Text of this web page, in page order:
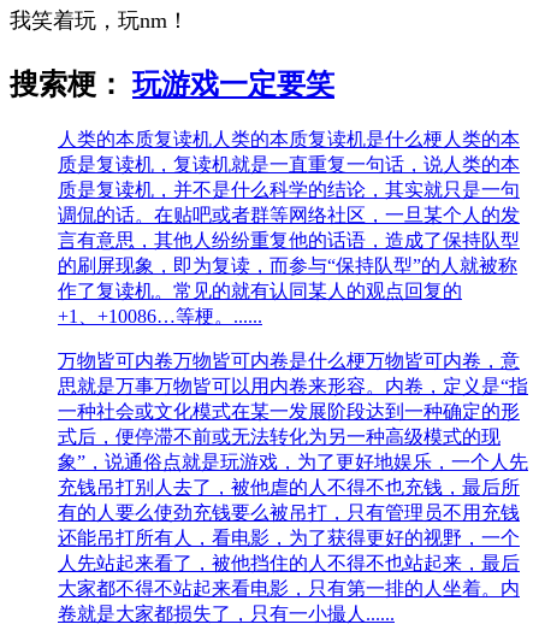
我笑着玩，玩nm！
搜索梗：玩游戏一定要笑
人类的本质复读机人类的本质复读机是什么梗人类的本
质是复读机，复读机就是一直重复一句话，说人类的本
质是复读机，并不是什么科学的结论，其实就只是一句
调侃的话。在贴吧或者群等网络社区，一旦某个人的发
言有意思，其他人纷纷重复他的话语，造成了保持队型
的刷屏现象，即为复读，而参与“保持队型”的人就被称
作了复读机。常见的就有认同某人的观点回复的
+1、+10086…等梗。......
万物皆可内卷万物皆可内卷是什么梗万物皆可内卷，意
思就是万事万物皆可以用内卷来形容。内卷，定义是“指
一种社会或文化模式在某一发展阶段达到一种确定的形
式后，便停滞不前或无法转化为另一种高级模式的现
象”，说通俗点就是玩游戏，为了更好地娱乐，一个人先
充钱吊打别人去了，被他虐的人不得不也充钱，最后所
有的人要么使劲充钱要么被吊打，只有管理员不用充钱
还能吊打所有人，看电影，为了获得更好的视野，一个
人先站起来看了，被他挡住的人不得不也站起来，最后
大家都不得不站起来看电影，只有第一排的人坐着。内
卷就是大家都损失了，只有一小撮人......